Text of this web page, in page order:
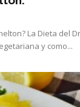
La Dieta del
y como...